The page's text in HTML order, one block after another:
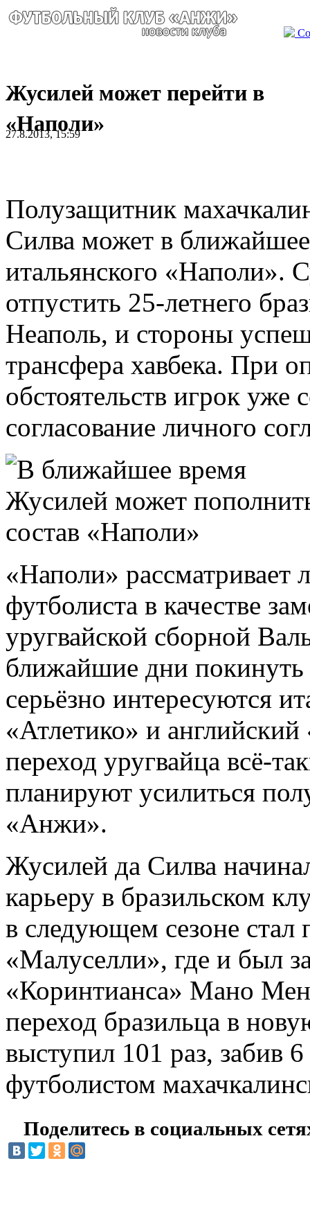
Жусилей может перейти в
«Наполи»
27.8.2013, 15:59
Полузащитник
Силва может в
итальянского «Наполи».
отпустить 25-летнего
Неаполь, и стороны
трансфера хавбека. При
обстоятельств игрок уже
согласование личного
«Наполи» рассматривает
футболиста в качестве
уругвайской сборной
ближайшие дни покинуть
серьёзно интересуются
«Атлетико» и
переход уругвайца всё-
планируют усилиться
«Анжи».
Жусилей да Силва
карьеру в бразильском
в следующем сезоне стал
«Малуселли», где и был
«Коринтианса» Мано
переход бразильца в
выступил 101 раз, забив
футболистом
Поделитесь в социальных